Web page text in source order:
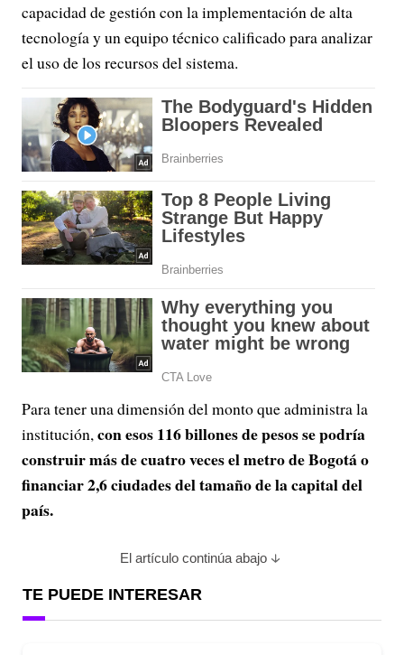
capacidad de gestión con la implementación de alta
tecnología y un equipo técnico calificado para analizar
el uso de los recursos del sistema.
Para tener una dimensión del monto que administra la
institución,con esos 116 billones de pesos se podría
construir más de cuatro veces el metro de Bogotá o
financiar 2,6 ciudades del tamaño de la capital del
país.
El artículo continúa abajo
TE PUEDE INTERESAR